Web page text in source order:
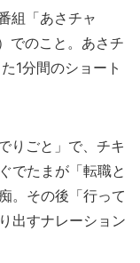
組「あさチャ
でのこと。あさチ
1分間のショート
りごと」で、チキ
でたまが「転職と
。その後「行って
出すナレーション